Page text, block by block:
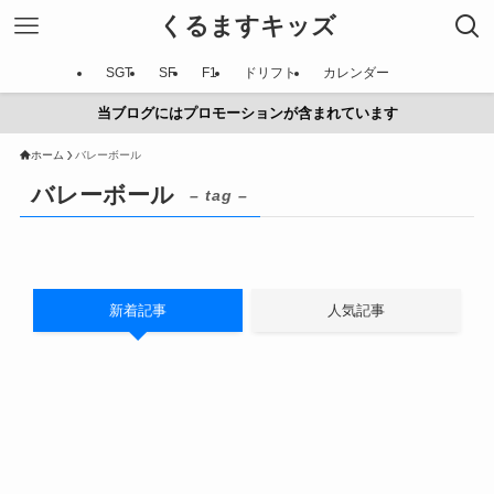
くるますキッズ
SGT SF F1 ドリフト カレンダー
当ブログにはプロモーションが含まれています
ホーム バレーボール
バレーボール – tag –
新着記事 人気記事